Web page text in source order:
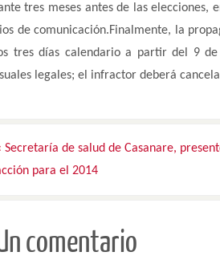
tres meses antes de las elecciones,
de comunicación.Finalmente, la
tres días calendario a partir del 9
legales; el infractor deberá
Secretaría de salud de Casanare,
para el 2014
comentario